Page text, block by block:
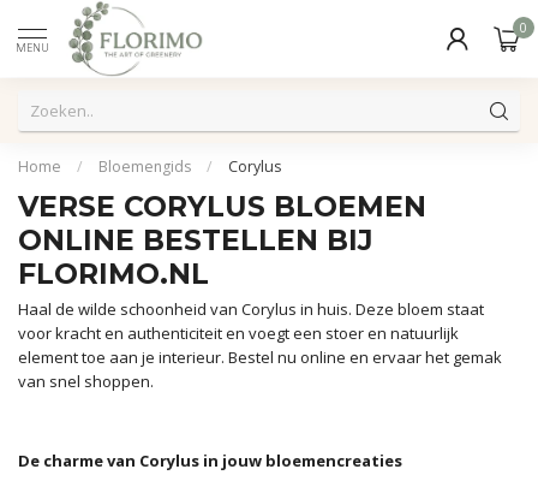
MENU
0
Home / Bloemengids / Corylus
VERSE CORYLUS BLOEMEN
ONLINE BESTELLEN BIJ
FLORIMO.NL
Haal de wilde schoonheid van Corylus in huis. Deze bloem staat
voor kracht en authenticiteit en voegt een stoer en natuurlijk
element toe aan je interieur. Bestel nu online en ervaar het gemak
van snel shoppen.
De charme van Corylus in jouw bloemencreaties